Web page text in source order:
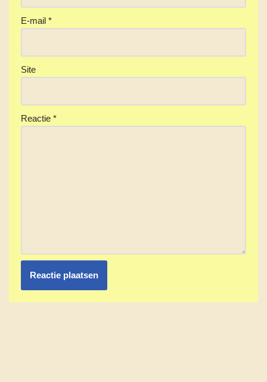
E-mail *
Site
Reactie *